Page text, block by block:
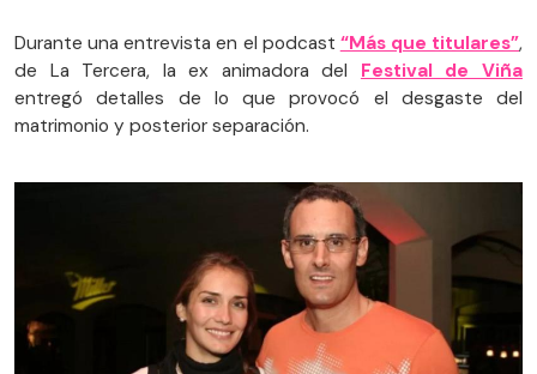
Durante una entrevista en el podcast “Más que titulares”,
de La Tercera, la ex animadora del Festival de Viña
entregó detalles de lo que provocó el desgaste del
matrimonio y posterior separación.